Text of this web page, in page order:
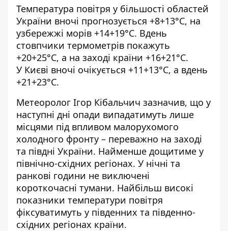
Температура повітря у більшості областей
України вночі прогнозується +8+13°С, на
узбережжі морів +14+19°С. Вдень
стовпчики термометрів покажуть
+20+25°С, а на заході країни +16+21°С.
У Києві вночі очікується +11+13°С, а вдень
+21+23°С.
Метеоролог Ігор Кібальчич зазначив, що у
наступні дні опади випадатимуть лише
місцями під впливом малорухомого
холодного фронту – переважно на заході
та півдні України. Найменше дощитиме у
північно-східних регіонах. У нічні та
ранкові години не виключені
короткочасні тумани. Найбільш високі
показники температури повітря
фіксуватимуть у південних та південно-
східних регіонах країни.